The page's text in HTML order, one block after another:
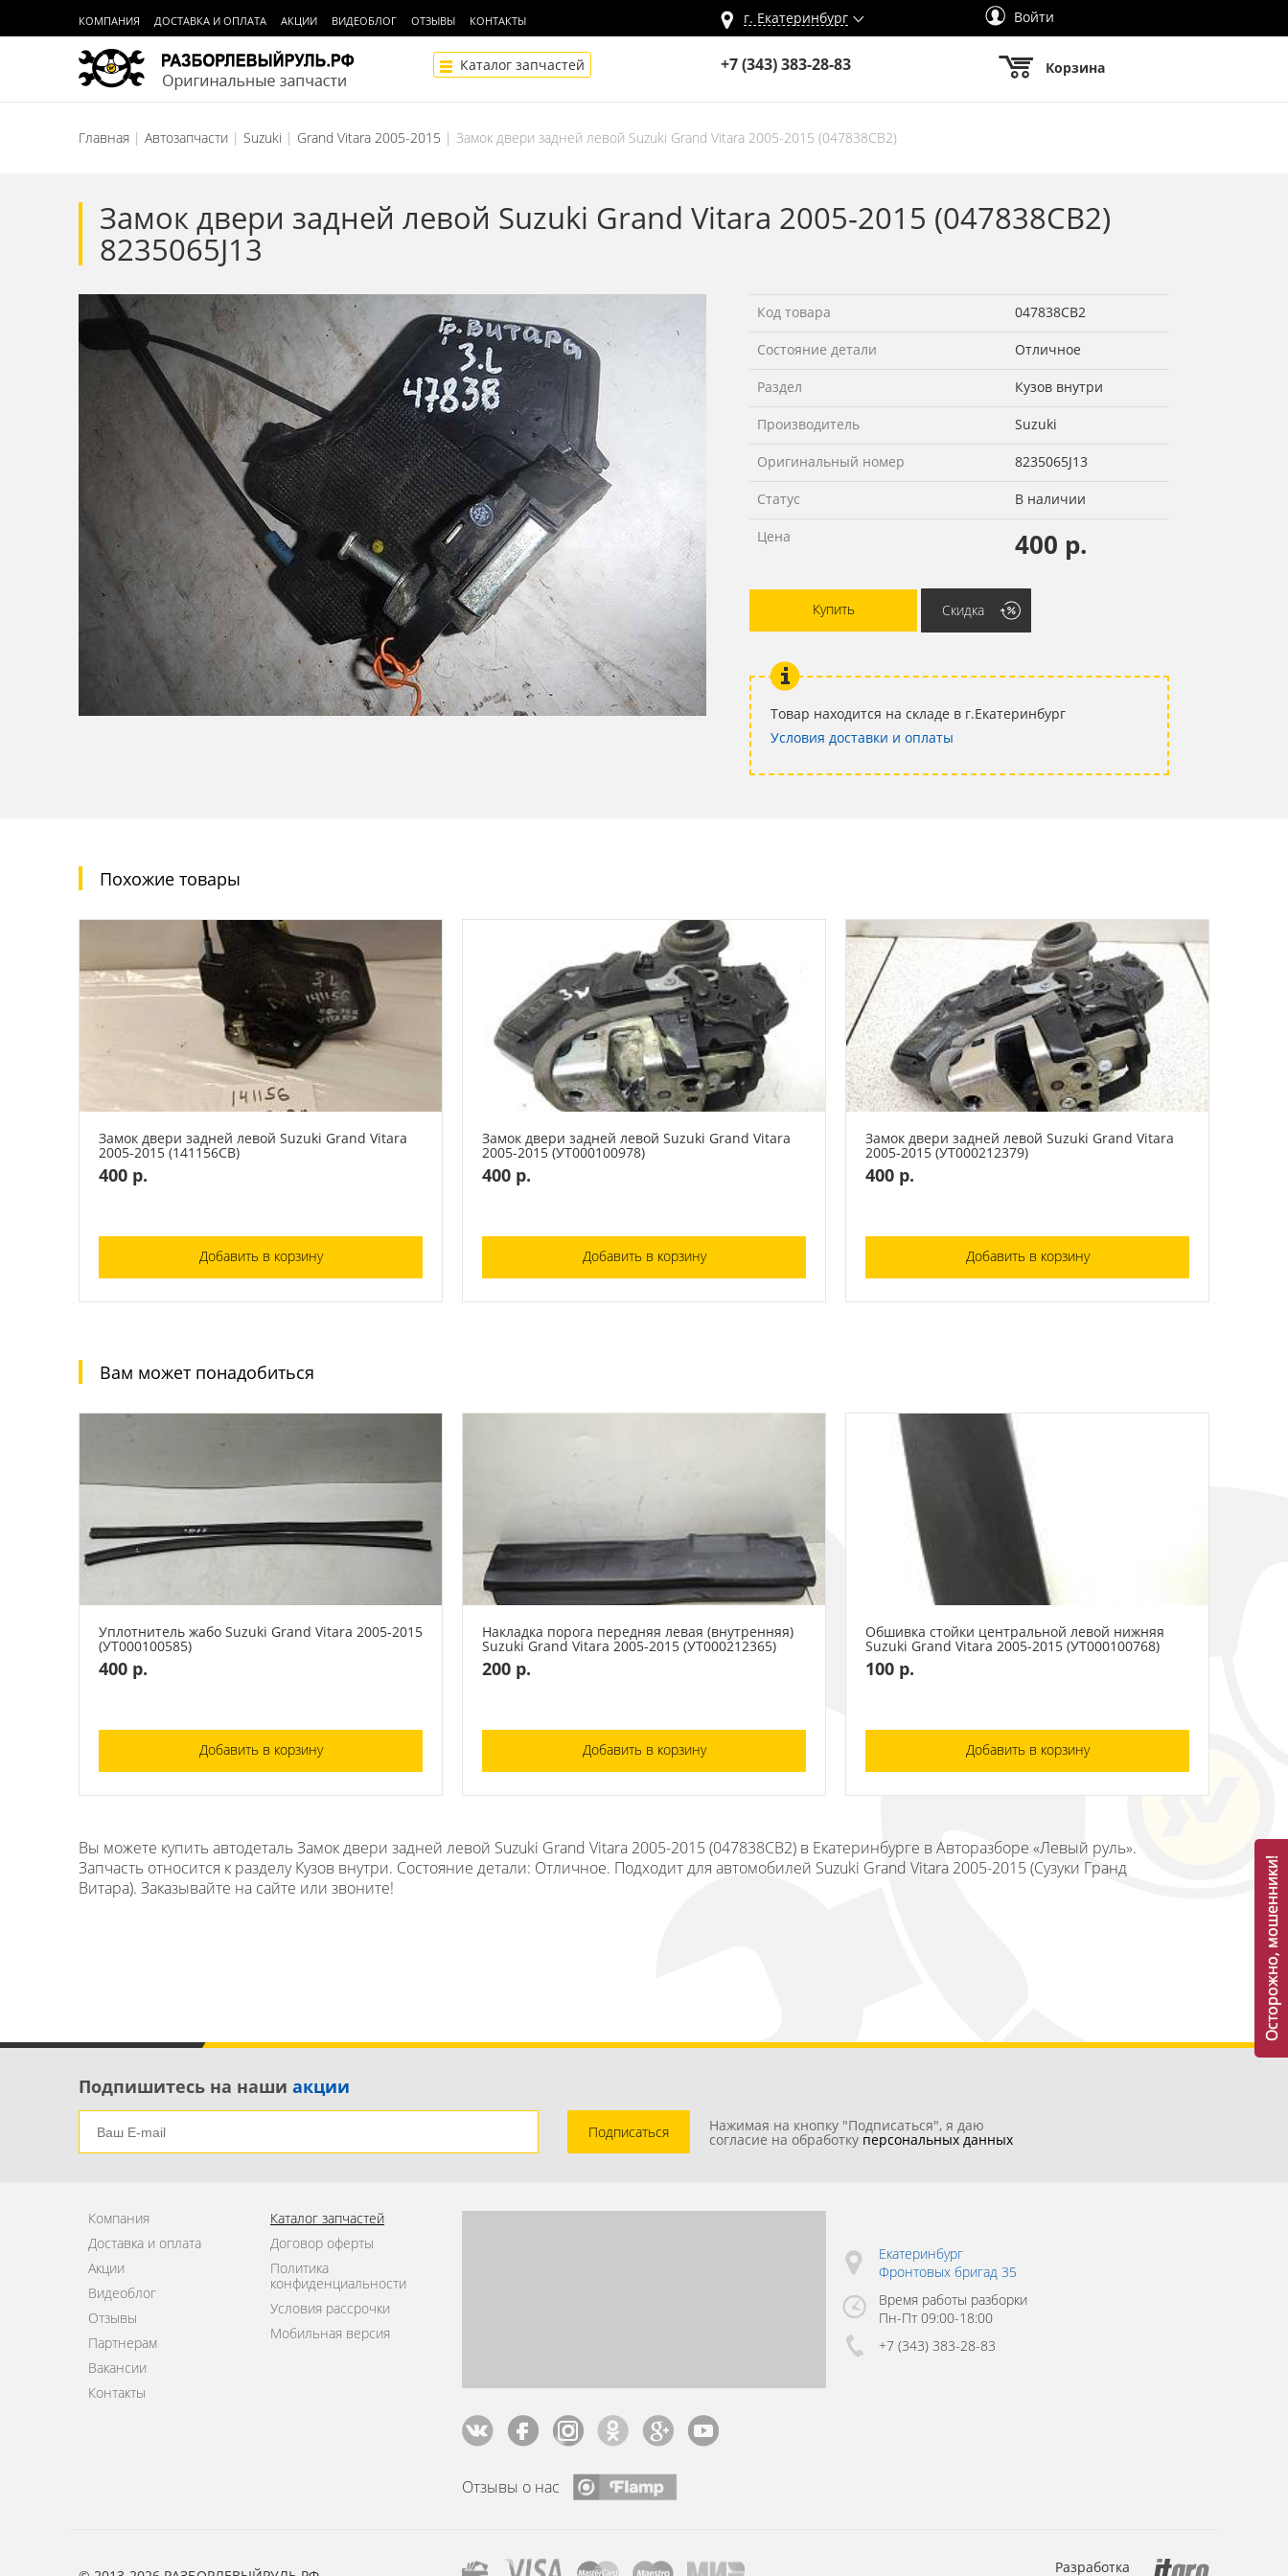
КОМПАНИЯ ДОСТАВКА И ОПЛАТА АКЦИИ ВИДЕОБЛОГ ОТЗЫВЫ КОНТАКТЫ г. Екатеринбург Войти
Каталог запчастей +7 (343) 383-28-83 Корзина
Главная Автозапчасти Suzuki Grand Vitara 2005-2015 Замок двери задней левой Suzuki Grand Vitara 2005-2015 (047838СВ2)
Замок двери задней левой Suzuki Grand Vitara 2005-2015 (047838СВ2)
8235065J13
Код товара 047838СВ2
Состояние детали Отличное
Раздел Кузов внутри
Производитель Suzuki
Оригинальный номер 8235065J13
Статус В наличии
Цена 400 р.
Купить Скидка
Товар находится на складе в г.Екатеринбург
Условия доставки и оплаты
Похожие товары
Замок двери задней левой Suzuki Grand Vitara
2005-2015 (141156СВ)
400 р.
Добавить в корзину
Замок двери задней левой Suzuki Grand Vitara
2005-2015 (УТ000100978)
400 р.
Добавить в корзину
Замок двери задней левой Suzuki Grand Vitara
2005-2015 (УТ000212379)
400 р.
Добавить в корзину
Вам может понадобиться
Уплотнитель жабо Suzuki Grand Vitara 2005-2015
(УТ000100585)
400 р.
Добавить в корзину
Накладка порога передняя левая (внутренняя)
Suzuki Grand Vitara 2005-2015 (УТ000212365)
200 р.
Добавить в корзину
Обшивка стойки центральной левой нижняя
Suzuki Grand Vitara 2005-2015 (УТ000100768)
100 р.
Добавить в корзину
Вы можете купить автодеталь Замок двери задней левой Suzuki Grand Vitara 2005-2015 (047838СВ2) в Екатеринбурге в Авторазборе «Левый руль».
Запчасть относится к разделу Кузов внутри. Состояние детали: Отличное. Подходит для автомобилей Suzuki Grand Vitara 2005-2015 (Сузуки Гранд
Витара). Заказывайте на сайте или звоните!
Подпишитесь на наши акции
Подписаться Нажимая на кнопку "Подписаться", я даю
согласие на обработку персональных данных
Компания
Доставка и оплата
Акции
Видеоблог
Отзывы
Партнерам
Вакансии
Контакты
Каталог запчастей
Договор оферты
Политика
конфиденциальности
Условия рассрочки
Мобильная версия
Отзывы о нас
Екатеринбург
Фронтовых бригад 35
Время работы разборки
Пн-Пт 09:00-18:00
+7 (343) 383-28-83
Разработка
Осторожно, мошенники!